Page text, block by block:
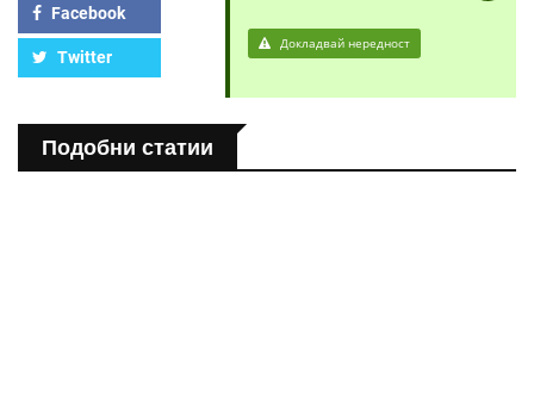
Facebook
Twitter
Докладвай нередност
Подобни статии